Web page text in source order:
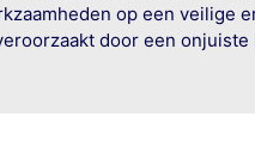
op een
door een